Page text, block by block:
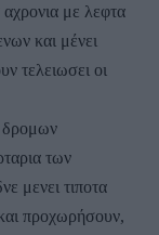
με λεφτα
και μένει
τελειωσει οι
δρομων
των
μενει τιποτα
προχωρήσουν,